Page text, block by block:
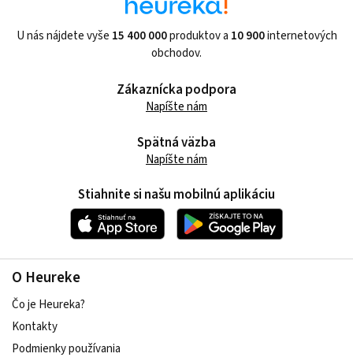
U nás nájdete vyše 15 400 000produktov a 10 900internetových
obchodov.
O Heureke
Čo je Heureka?
Kontakty
Podmienky používania
Zákaznícka podpora
Napíšte nám
Spätná väzba
Napíšte nám
Stiahnite si našu mobilnú aplikáciu